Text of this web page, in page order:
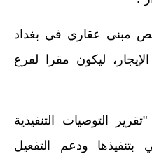
مبنى عقاري في بغداد
ليكون مقرا لفرع
التوصيات التنفيذية
/ 2025 للمضي بتنفيذها ودعم التفعيل